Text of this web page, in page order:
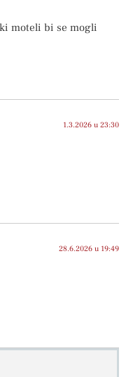
moteli bi se mogli
1.3.2026 u 23:30
28.6.2026 u 19:49